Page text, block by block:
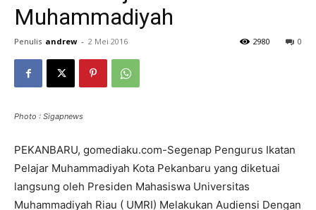
Muhammadiyah
Penulis andrew - 2 Mei 2016 0
2980
Photo : Sigapnews
PEKANBARU, gomediaku.com-Segenap Pengurus Ikatan
Pelajar Muhammadiyah Kota Pekanbaru yang diketuai
langsung oleh Presiden Mahasiswa Universitas
Muhammadiyah Riau ( UMRI) Melakukan Audiensi Dengan